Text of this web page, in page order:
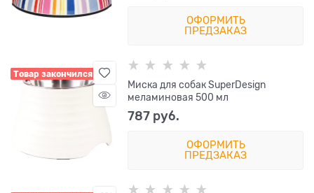
ОФОРМИТЬ
ПРЕДЗАКАЗ
Товар закончился
Миска для собак SuperDesign
меламиновая 500 мл
787 руб.
ОФОРМИТЬ
ПРЕДЗАКАЗ